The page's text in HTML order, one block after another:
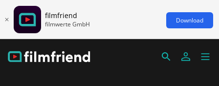
filmfriend
filmwerte GmbH Download